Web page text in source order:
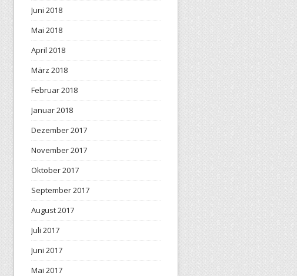
Juni 2018
Mai 2018
April 2018
März 2018
Februar 2018
Januar 2018
Dezember 2017
November 2017
Oktober 2017
September 2017
August 2017
Juli 2017
Juni 2017
Mai 2017